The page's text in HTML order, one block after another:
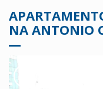
NA ANTONIO